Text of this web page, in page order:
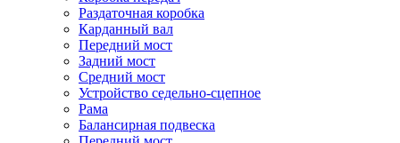
Раздаточная коробка
Карданный вал
Передний мост
Задний мост
Cредний мост
Устройство седельно-сцепное
Рама
Балансирная подвеска